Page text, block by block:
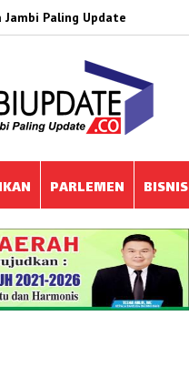
Jambi Paling Update
PARLEMEN BISNIS